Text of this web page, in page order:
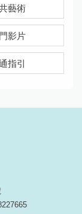
藝術
影片
指引